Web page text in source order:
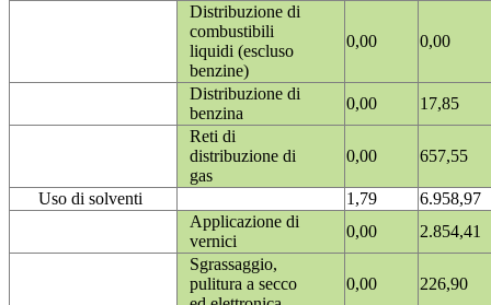
Distribuzione di
combustibili
liquidi (escluso
benzine)
0,00 0,00
Distribuzione di
benzina
0,00
17,85
Reti di
distribuzione di
gas
0,00 657,55
Uso di solventi 1,79
6.958,97
Applicazione di
vernici
0,00
2.854,41
Sgrassaggio,
pulitura a secco
0,00 226,90